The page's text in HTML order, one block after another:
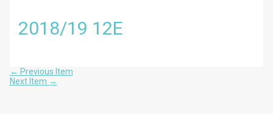
2018/19 12E
Bejegyzés
navigáció
← Previous Item
Next Item →